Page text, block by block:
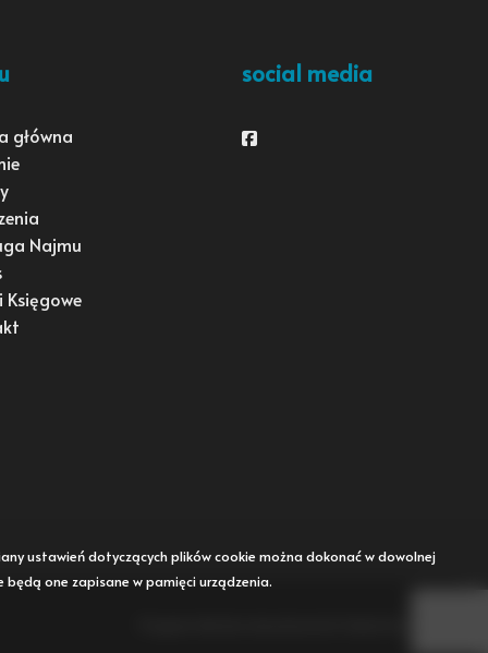
główna
Najmu
Księgowe
social media
Facebook
ustawień dotyczących plików cookie można dokonać w dowolnej
one zapisane w pamięci urządzenia.